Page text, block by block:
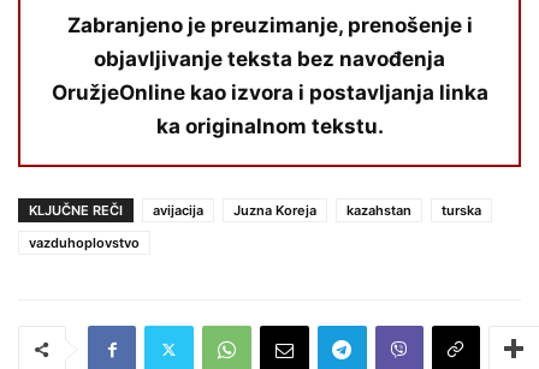
Zabranjeno je preuzimanje, prenošenje i
objavljivanje teksta bez navođenja
OružjeOnline kao izvora i postavljanja linka
ka originalnom tekstu.
KLJUČNE REČI avijacija Juzna Koreja kazahstan
turska
vazduhoplovstvo